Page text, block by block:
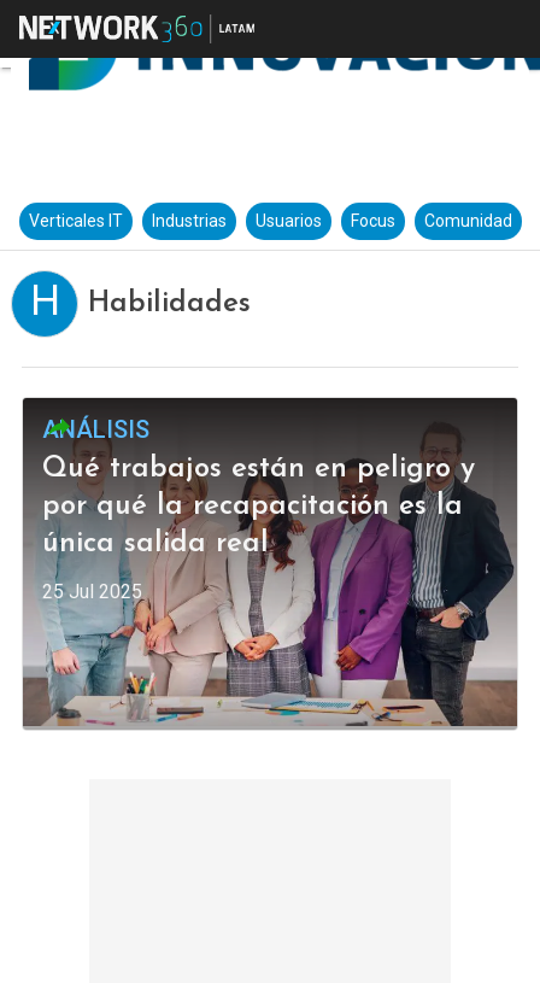
Verticales IT Industrias Usuarios Focus Comunidad
H Habilidades
ANÁLISIS
Qué trabajos están en peligro y
por qué la recapacitación es la
única salida real
25 Jul 2025